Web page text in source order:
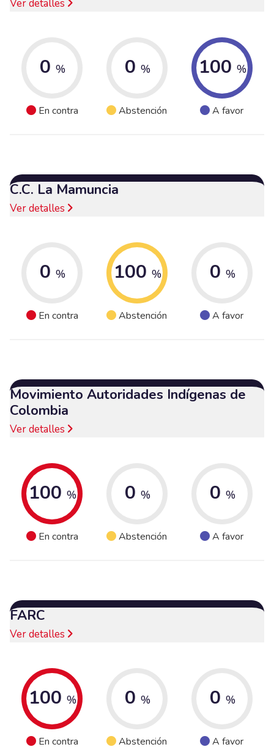
Ver detalles
0 %
En contra
0 %
Abstención
100 %
A favor
C.C. La Mamuncia
Ver detalles
0 %
En contra
100 %
Abstención
0 %
A favor
Movimiento Autoridades Indígenas de
Colombia
Ver detalles
100 %
En contra
0 %
Abstención
0 %
A favor
FARC
Ver detalles
100 %
En contra
0 %
Abstención
0 %
A favor